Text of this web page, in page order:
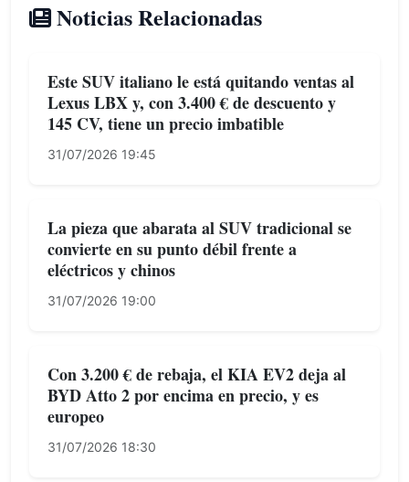
Noticias Relacionadas
Este SUV italiano le está quitando ventas al
Lexus LBX y, con 3.400 € de descuento y
145 CV, tiene un precio imbatible
31/07/2026 19:45
La pieza que abarata al SUV tradicional se
convierte en su punto débil frente a
eléctricos y chinos
31/07/2026 19:00
Con 3.200 € de rebaja, el KIA EV2 deja al
BYD Atto 2 por encima en precio, y es
europeo
31/07/2026 18:30